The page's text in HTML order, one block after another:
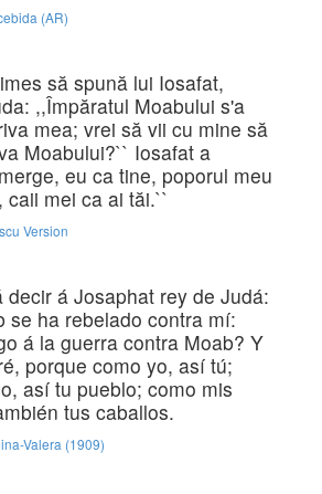
(AR)
să spună lui Iosafat,
,,Împăratul Moabului s'a
mea; vrei să vii cu mine să
Moabului?`` Iosafat a
eu ca tine, poporul meu
caii mei ca ai tăi.``
Version
decir á Josaphat rey de Judá:
se ha rebelado contra mí:
á la guerra contra Moab? Y
porque como yo, así tú;
así tu pueblo; como mis
tus caballos.
Valera (1909)